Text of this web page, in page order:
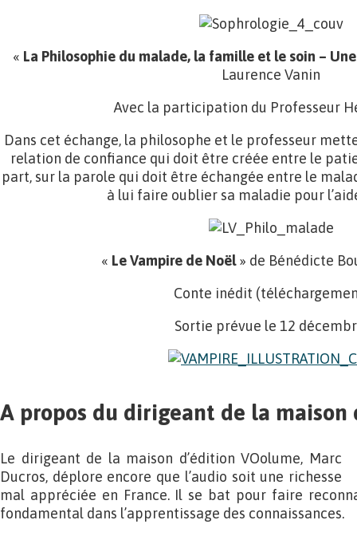
« La Philosophie du malade, la famille et le soin –
Laurence Vanin
Avec la participation du Professeur
Dans cet échange, la philosophe et le professeur
relation de confiance qui doit être créée entre le
part, sur la parole qui doit être échangée entre le
à lui faire oublier sa maladie pour
« Le Vampire de Noël» de Bénédicte
Conte inédit
Sortie prévue le 12
A propos du dirigeant de la maison
Le dirigeant de la maison d’édition VOolume, Marc
Ducros, déplore encore que l’audio soit une richesse
mal appréciée en France. Il se bat pour faire
fondamental dans l’apprentissage des connaissances.